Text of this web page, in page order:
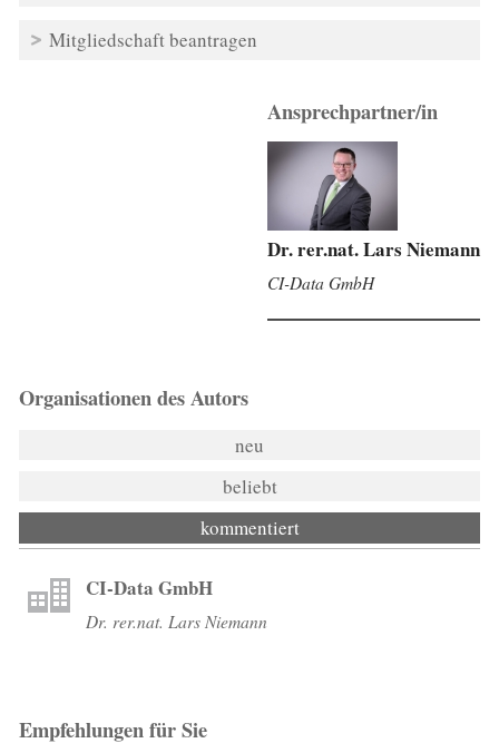
Mitgliedschaft beantragen
Ansprechpartner/in
Dr. rer.nat. Lars Niemann
CI-Data GmbH
Organisationen des Autors
neu
beliebt
kommentiert
CI-Data GmbH
Dr. rer.nat. Lars Niemann
Empfehlungen für Sie